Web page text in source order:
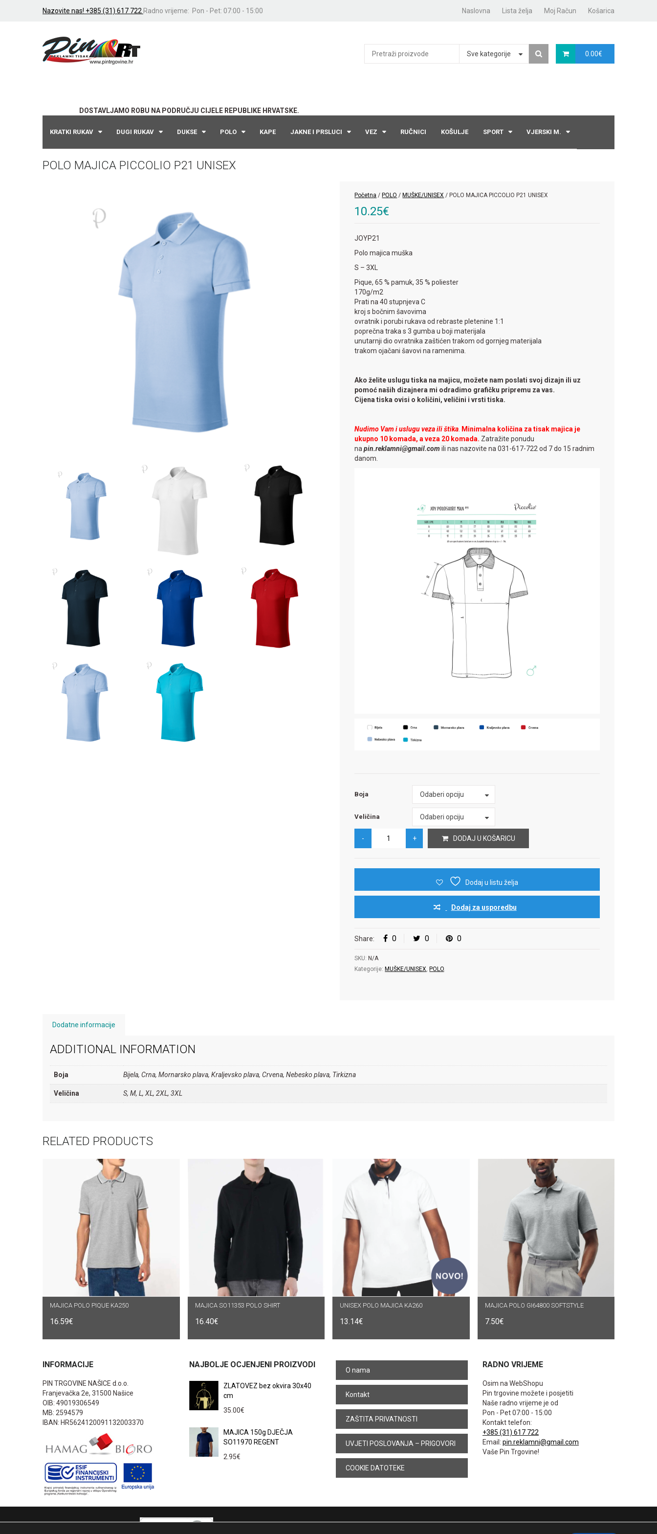
Nazovite nas! +385 (31) 617 722 Radno vrijeme: Pon - Pet: 07:00 - 15:00 Naslovna Lista želja Moj Račun Košarica
DOSTAVLJAMO ROBU NA PODRUČJU CIJELE REPUBLIKE HRVATSKE.
0.00€
Sve kategorije
KRATKI RUKAV DUGI RUKAV DUKSE POLO KAPE JAKNE I PRSLUCI VEZ RUČNICI KOŠULJE SPORT VJERSKI M.
POLO MAJICA PICCOLIO P21 UNISEX
Početna / POLO / MUŠKE/UNISEX / POLO MAJICA PICCOLIO P21 UNISEX
10.25€
JOYP21
Polo majica muška
S – 3XL
Pique, 65 % pamuk, 35 % poliester
170g/m2
Prati na 40 stupnjeva C
kroj s bočnim šavovima
ovratnik i porubi rukava od rebraste pletenine 1:1
poprečna traka s 3 gumba u boji materijala
unutarnji dio ovratnika zaštićen trakom od gornjeg materijala
trakom ojačani šavovi na ramenima.
Ako želite uslugu tiska na majicu, možete nam poslati svoj dizajn ili uz
pomoć naših dizajnera mi odradimo grafičku pripremu za vas.
Cijena tiska ovisi o količini, veličini i vrsti tiska.
Nudimo Vam i uslugu veza ili štika Minimalna količina za tisak majica je
ukupno 10 komada, a veza 20 komada. Zatražite ponudu
napin.reklamni@gmail.com ili nas nazovite na 031-617-722 od 7 do 15 radnim
danom.
Boja Odaberi opciju
Boja
Veličina Odaberi opciju
Veličina
DODAJ U KOŠARICU
Dodaj u listu želja
Dodaj za usporedbu
Share: 0 0 0
SKU: N/A
Kategorije:MUŠKE/UNISEX ,POLO
Dodatne informacije
ADDITIONAL INFORMATION
Boja Bijela, Crna, Mornarsko plava, Kraljevsko plava, Crvena, Nebesko plava, Tirkizna
Veličina S, M, L, XL, 2XL, 3XL
RELATED PRODUCTS
MAJICA POLO PIQUE KA250
16.59€
ODABERI OPCIJE MAJICA SO11353 POLO SHIRT
16.40€
ODABERI OPCIJE UNISEX POLO MAJICA KA260
13.14€
ODABERI OPCIJE MAJICA POLO GI64800 SOFTSTYLE
7.50€
ODABERI OPCIJE
INFORMACIJE
PIN TRGOVINE NAŠICE d.o.o.
Franjevačka 2e, 31500 Našice
OIB: 49019306549
MB: 2594579
IBAN: HR5624120091132003370
NAJBOLJE OCJENJENI PROIZVODI
ZLATOVEZ bez okvira 30x40
cm
35.00€
MAJICA 150g DJEČJA
SO11970 REGENT
2.95€
O nama
Kontakt
ZAŠTITA PRIVATNOSTI
UVJETI POSLOVANJA – PRIGOVORI
COOKIE DATOTEKE
RADNO VRIJEME
Osim na WebShopu
Pin trgovine možete i posjetiti
Naše radno vrijeme je od
Pon - Pet 07:00 - 15:00
Kontakt telefon:
+385 (31) 617 722
Email: pin.reklamni@gmail.com
Vaše Pin Trgovine!